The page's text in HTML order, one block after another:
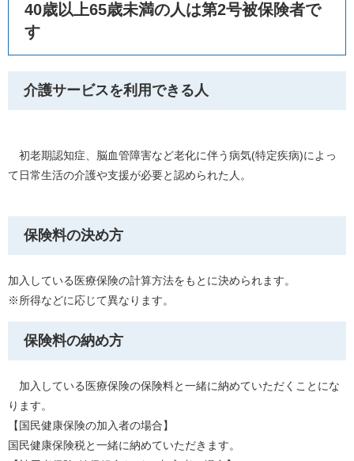
40歳以上65歳未満の人は第2号被保険者で
す
介護サービスを利用できる人
初老期認知症、脳血管障害など老化に伴う病気(特定疾病)によっ
て日常生活の介護や支援が必要と認められた人。
保険料の決め方
加入している医療保険の計算方法をもとに決められます。
※所得などに応じて異なります。
保険料の納め方
加入している医療保険の保険料と一緒に納めていただくことにな
ります。
【国民健康保険の加入者の場合】
国民健康保険税と一緒に納めていただきます。